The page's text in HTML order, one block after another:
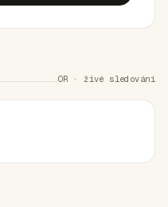
OR · živé sledování